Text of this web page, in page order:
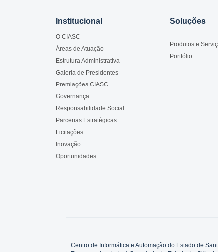
Institucional
O CIASC
Áreas de Atuação
Estrutura Administrativa
Galeria de Presidentes
Premiações CIASC
Governança
Responsabilidade Social
Parcerias Estratégicas
Licitações
Inovação
Oportunidades
Soluções
Produtos e
Portfólio
Centro de Informática e Automação do Estado de